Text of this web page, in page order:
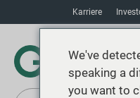
Karriere
We've
speaking a
you want to